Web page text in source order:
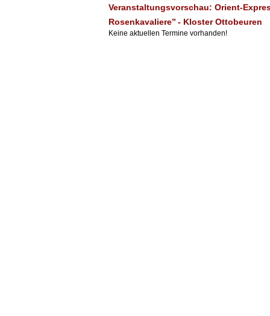
Veranstaltungsvorschau: Orient-
Rosenkavaliere’’ - Kloster Ottobeuren
Keine aktuellen Termine vorhanden!